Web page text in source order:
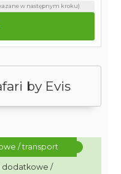
by Evis
/ transport
dodatkowe /
w następnym kroku)